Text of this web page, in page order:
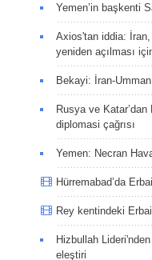
Yemen’in başkenti
Axios'tan iddia: İran,
yeniden açılması
Bekayi: İran-
Rusya ve
diplomasi çağrısı
Yemen: Necran
Hürremabad’da
Rey kentindeki
Hizbullah
eleştiri